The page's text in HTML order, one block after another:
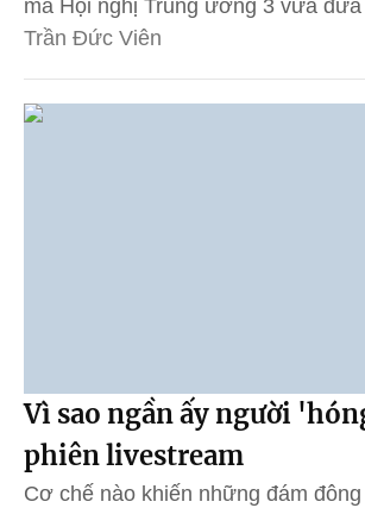
mà Hội nghị Trung ương 3 vừa đưa
Trần Đức Viên
Vì sao ngần ấy người
phiên livestream
Cơ chế nào khiến những đám